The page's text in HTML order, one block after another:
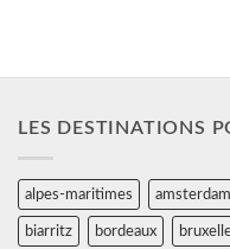
LES DESTINATIONS
alpes-maritimes amsterdam
biarritz bordeaux